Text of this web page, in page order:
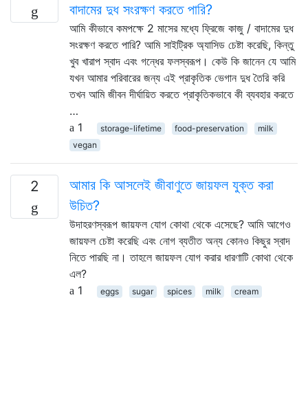
বাদামের দুধ সংরক্ষণ করতে পারি?
আমি কীভাবে কমপক্ষে 2 মাসের মধ্যে ফ্রিজে কাজু / বাদামের দুধ
সংরক্ষণ করতে পারি? আমি সাইট্রিক অ্যাসিড চেষ্টা করেছি, কিন্তু
খুব খারাপ স্বাদ এবং গন্ধের ফলস্বরূপ। কেউ কি জানেন যে আমি
যখন আমার পরিবারের জন্য এই প্রাকৃতিক ভেগান দুধ তৈরি করি
তখন আমি জীবন দীর্ঘায়িত করতে প্রাকৃতিকভাবে কী ব্যবহার করতে
…
1
storage-lifetime food-preservation
milk
vegan
2
আমার কি আসলেই জীবাণুতে জায়ফল যুক্ত করা
উচিত?
উদাহরণস্বরূপ জায়ফল যোগ কোথা থেকে এসেছে? আমি আগেও
জায়ফল চেষ্টা করেছি এবং নোগ ব্যতীত অন্য কোনও কিছুর স্বাদ
নিতে পারছি না। তাহলে জায়ফল যোগ করার ধারণাটি কোথা থেকে
এল?
1
eggs sugar spices milk cream